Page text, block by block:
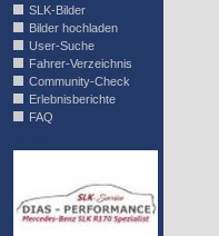
SLK-Bilder
Bilder hochladen
User-Suche
Fahrer-Verzeichnis
Community-Check
Erlebnisberichte
FAQ